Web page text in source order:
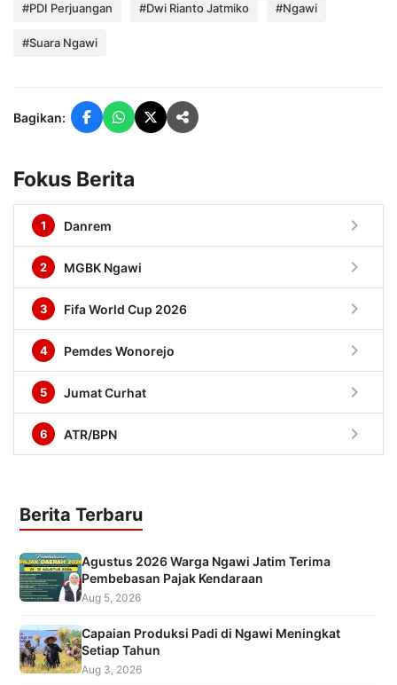
#PDI Perjuangan #Dwi Rianto Jatmiko #Ngawi
#Suara Ngawi
Bagikan:
Fokus Berita
1 Danrem chevron_right
2 MGBK Ngawi chevron_right
3 Fifa World Cup 2026 chevron_right
4 Pemdes Wonorejo chevron_right
5 Jumat Curhat chevron_right
6 ATR/BPN chevron_right
Berita Terbaru
Agustus 2026 Warga Ngawi Jatim Terima
Pembebasan Pajak Kendaraan
Aug 5, 2026
Capaian Produksi Padi di Ngawi Meningkat
Setiap Tahun
Aug 3, 2026